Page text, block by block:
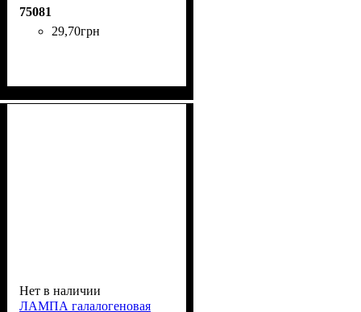
75081
29,70грн
Нет в наличии
ЛАМПА галалогеновая